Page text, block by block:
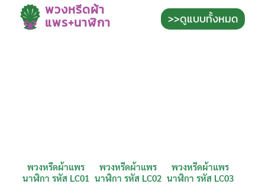
พวงหรีดผ้า
แพร+นาฬิกา >>ดูแบบทั้งหมด
พวงหรีดผ้าแพร
นาฬิกา รหัส LC01
พวงหรีดผ้าแพร
นาฬิกา รหัส LC02
พวงหรีดผ้าแพร
นาฬิกา รหัส LC03